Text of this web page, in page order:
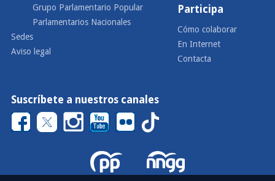
Grupo Parlamentario Popular
Parlamentarios Nacionales
Sedes
Aviso legal
Participa
Cómo colaborar
En Internet
Contacta
Suscríbete a nuestros canales